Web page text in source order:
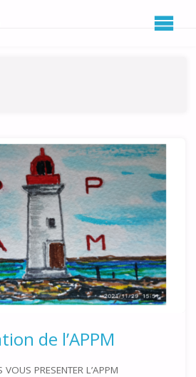
de l’APPM
PRESENTER L’APPM